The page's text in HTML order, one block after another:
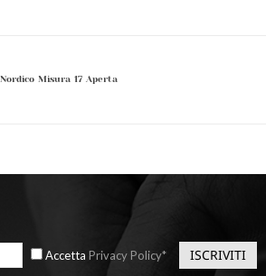
Misura 17 Aperta
Accetta Privacy Policy*